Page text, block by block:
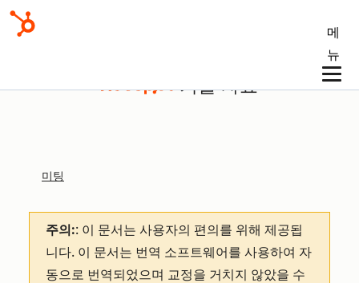
메
뉴
기술 자료
미팅
주의:: 이 문서는 사용자의 편의를 위해 제공됩
니다. 이 문서는 번역 소프트웨어를 사용하여 자
동으로 번역되었으며 교정을 거치지 않았을 수